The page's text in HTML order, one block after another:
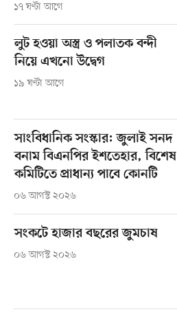
১৭ ঘণ্টা আগে
লুট হওয়া অস্ত্র ও পলাতক বন্দী
নিয়ে এখনো উদ্বেগ
১৯ ঘণ্টা আগে
সাংবিধানিক সংস্কার: জুলাই সনদ
বনাম বিএনপির ইশতেহার, বিশেষ
কমিটিতে প্রাধান্য পাবে কোনটি
০৬ আগস্ট ২০২৬
সংকটে হাজার বছরের জুমচাষ
০৬ আগস্ট ২০২৬